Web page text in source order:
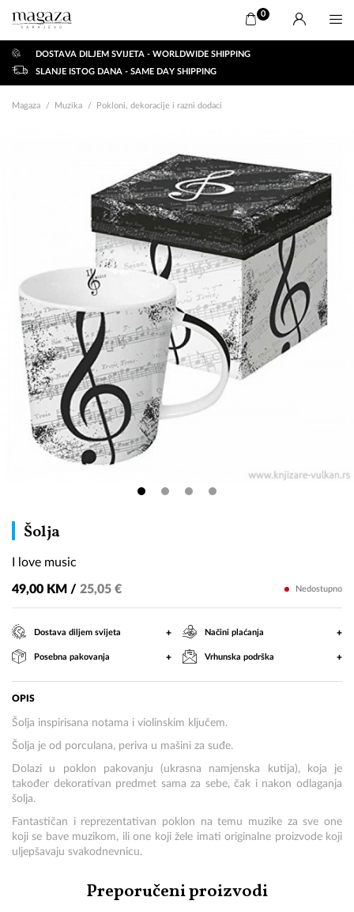
0
DOSTAVA DILJEM SVIJETA - WORLDWIDE SHIPPING
SLANJE ISTOG DANA - SAME DAY SHIPPING
Magaza Muzika Pokloni, dekoracije i razni dodaci
ŠoljaI
music
I love music
49,00 KM / 25,05 € Nedostupno
Dostava diljem svijeta + Načini plaćanja +
Posebna pakovanja + Vrhunska podrška +
OPIS
Šolja inspirisana notama i violinskim ključem.
Šolja je od porculana, periva u mašini za suđe.
Dolazi u poklon pakovanju (ukrasna namjenska kutija), koja je
također dekorativan predmet sama za sebe, čak i nakon odlaganja
šolja.
Fantastičan i reprezentativan poklon na temu muzike za sve one
koji se bave muzikom, ili one koji žele imati originalne proizvode koji
uljepšavaju svakodnevnicu.
Preporučeni proizvodi